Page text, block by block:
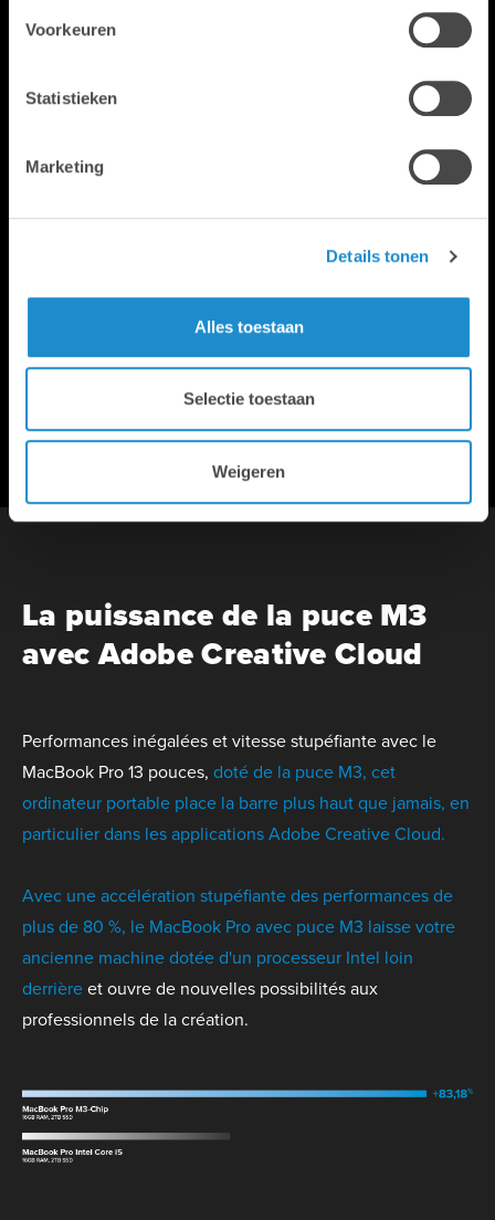
Voorkeuren
Statistieken
Marketing
Details tonen
Alles toestaan
Selectie toestaan
Weigeren
LAB9
La puissance de la puce M3
avec Adobe Creative Cloud
Performances inégalées et vitesse stupéfiante avec le
MacBook Pro 13 pouces, doté de la puce M3, cet
ordinateur portable place la barre plus haut que jamais, en
particulier dans les applications Adobe Creative Cloud.
Avec une accélération stupéfiante des performances de
plus de 80 %, le MacBook Pro avec puce M3 laisse votre
ancienne machine dotée d'un processeur Intel loin
derrièreet ouvre de nouvelles possibilités aux
professionnels de la création.